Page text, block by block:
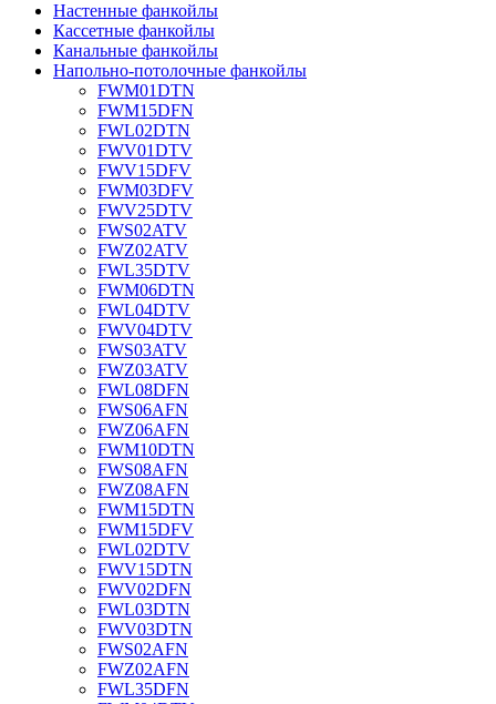
Настенные фанкойлы
Кассетные фанкойлы
Канальные фанкойлы
Напольно-потолочные фанкойлы
FWM01DTN
FWM15DFN
FWL02DTN
FWV01DTV
FWV15DFV
FWM03DFV
FWV25DTV
FWS02ATV
FWZ02ATV
FWL35DTV
FWM06DTN
FWL04DTV
FWV04DTV
FWS03ATV
FWZ03ATV
FWL08DFN
FWS06AFN
FWZ06AFN
FWM10DTN
FWS08AFN
FWZ08AFN
FWM15DTN
FWM15DFV
FWL02DTV
FWV15DTN
FWV02DFN
FWL03DTN
FWV03DTN
FWS02AFN
FWZ02AFN
FWL35DFN